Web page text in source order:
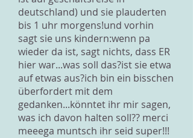
deutschland) und sie plauderten
bis 1 uhr morgens!und vorhin
sagt sie uns kindern:wenn pa
wieder da ist, sagt nichts, dass ER
hier war...was soll das?ist sie etwa
auf etwas aus?ich bin ein bisschen
überfordert mit dem
gedanken...könntet ihr mir sagen,
was ich davon halten soll?? merci
meeega muntsch ihr seid super!!!